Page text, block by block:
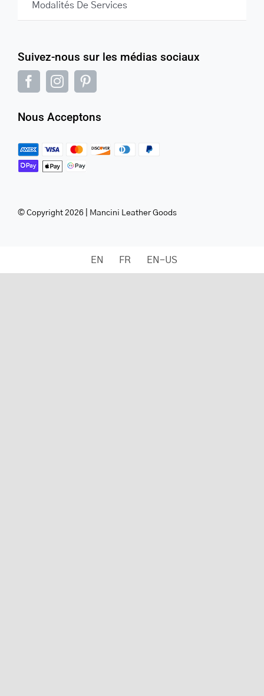
Suivez-nous sur les médias sociaux
Nous Acceptons
© Copyright 2026 | Mancini Leather Goods
Modalités De Services
EN FR